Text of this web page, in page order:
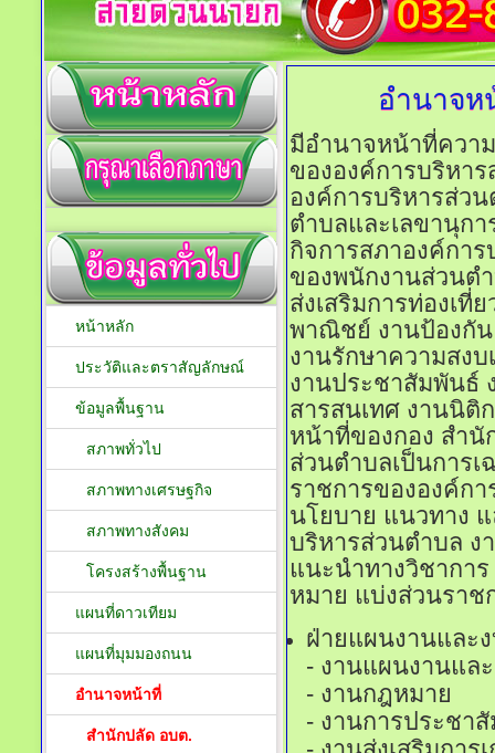
อำนาจ
มีอำนาจหน้าที่ควา
ขององค์การบริหา
องค์การบริหารส่ว
ตำบลและเลขานุก
กิจการสภาองค์กา
ของพนักงานส่วนต
ส่งเสริมการท่องเที่
พาณิชย์ งานป้องกัน
งานรักษาความสงบ
งานประชาสัมพันธ์
สารสนเทศ งานนิติ
หน้าที่ของกอง สำนั
ส่วนตำบลเป็นการเ
ราชการขององค์ก
นโยบาย แนวทาง
บริหารส่วนตำบล ง
แนะนำทางวิชากา
หมาย แบ่งส่วนราช
ฝ่ายแผนงานและ
- งานแผนงานแล
- งานกฎหมาย
- งานการประชา
หน้าหลัก
ประวัติและตราสัญลักษณ์
ข้อมูลพื้นฐาน
สภาพทั่วไป
สภาพทางเศรษฐกิจ
สภาพทางสังคม
โครงสร้างพื้นฐาน
แผนที่ดาวเทียม
แผนที่มุมมองถนน
อำนาจหน้าที่
สำนักปลัด อบต.